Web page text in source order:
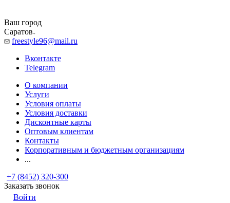
Ваш город
Саратов
freestyle96@mail.ru
Вконтакте
Telegram
О компании
Услуги
Условия оплаты
Условия доставки
Дисконтные карты
Оптовым клиентам
Контакты
Корпоративным и бюджетным организациям
...
+7 (8452) 320-300
Заказать звонок
Войти